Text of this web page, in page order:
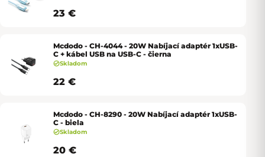
23 €
Mcdodo - CH-4044 - 20W Nabíjací adaptér 1xUSB-
C + kábel USB na USB-C - čierna
Skladom
22 €
Mcdodo - CH-8290 - 20W Nabíjací adaptér 1xUSB-
C - biela
Skladom
20 €